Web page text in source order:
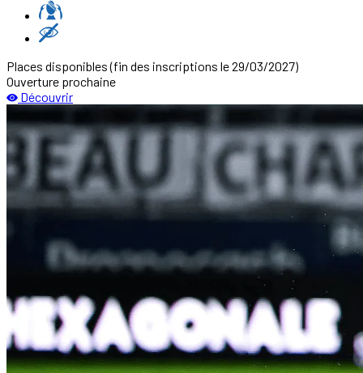
Places disponibles(fin des inscriptions le 29/03/2027)
Ouverture prochaine
Découvrir